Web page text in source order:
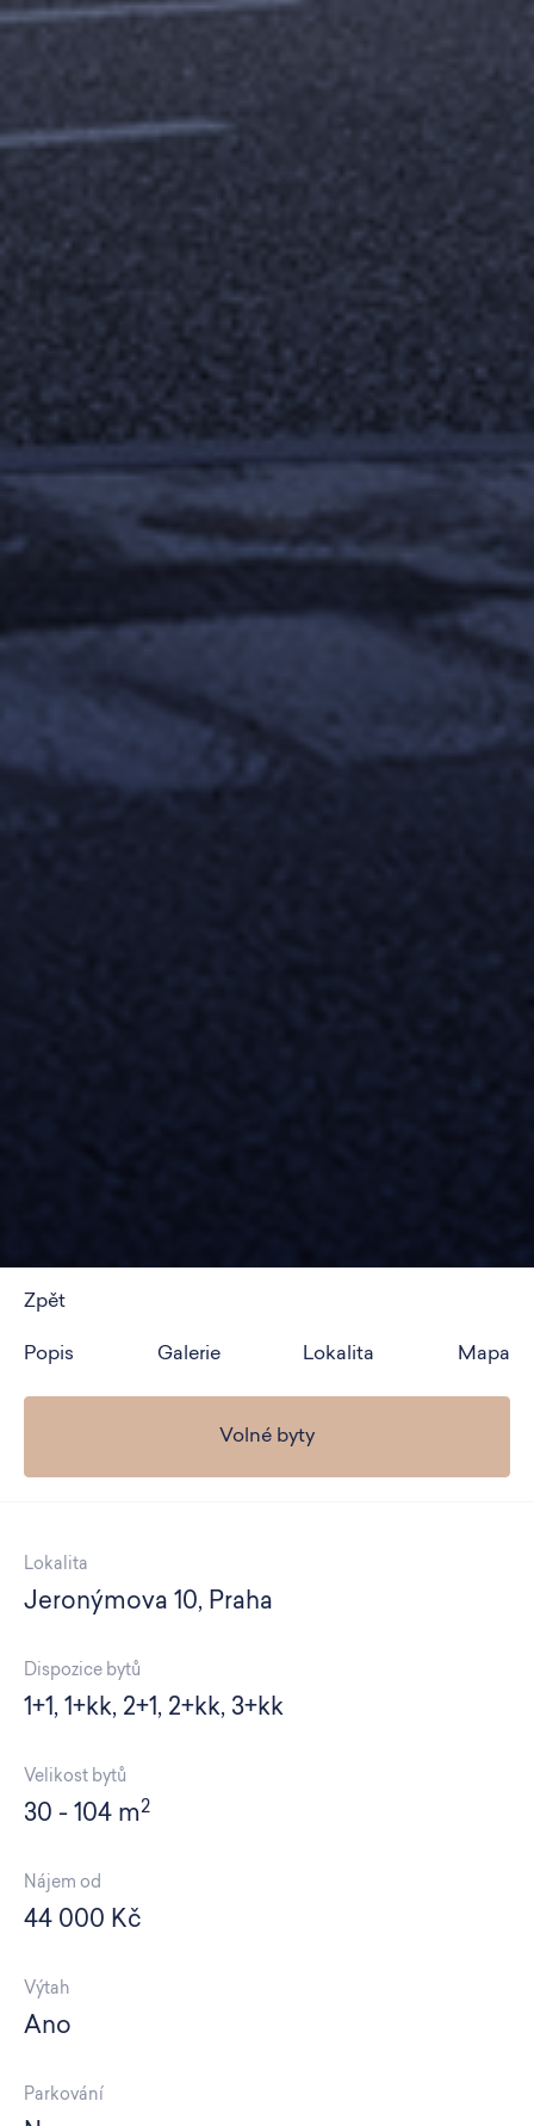
Byty
Komerční prostory
O nás
Oblíbené
Zpět
Popis Galerie Lokalita Mapa
Volné byty
Lokalita
Jeronýmova 10, Praha
Dispozice bytů
1+1, 1+kk, 2+1, 2+kk, 3+kk
Velikost bytů
30 - 104 m2
Nájem od
44 000 Kč
Výtah
Ano
Parkování